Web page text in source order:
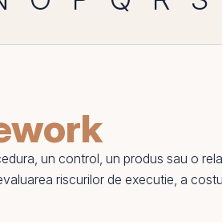
un control, un produs sau o
riscurilor de executie, a